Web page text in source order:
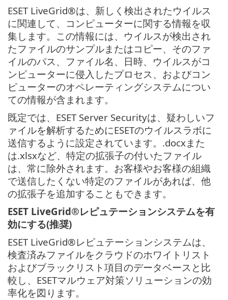
ESET LiveGrid®は、新しく検出されたウイルス
に関連して、コンピューターに関する情報を収
集します。この情報には、ウイルスが検出され
たファイルのサンプルまたはコピー、そのファ
イルのパス、ファイル名、日時、ウイルスがコ
ンピューターに侵入したプロセス、およびコン
ピューターのオペレーティングシステムについ
ての情報が含まれます。
既定では、ESET Server Securityは、疑わしいフ
ァイルを解析するためにESETのウイルスラボに
送信するように設定されています。.docxまた
は.xlsxなど、特定の拡張子の付いたファイル
は、常に除外されます。お客様やお客様の組織
で送信したくない特定のファイルがあれば、他
の拡張子を追加することもできます。
ESET LiveGrid®レピュテーションシステムを有
効にする(推奨)
ESET LiveGrid®レピュテーションシステムは、
検査済みファイルをクラウドのホワイトリスト
およびブラックリスト項目のデータベースと比
較し、ESETマルウェア対策ソリューションの効
率化を図ります。